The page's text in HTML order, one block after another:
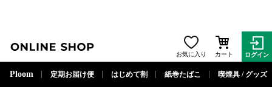
お気に入り カート ログイン
Ploom 定期お届け便 はじめて割 紙巻たばこ 喫煙具 / グッズ